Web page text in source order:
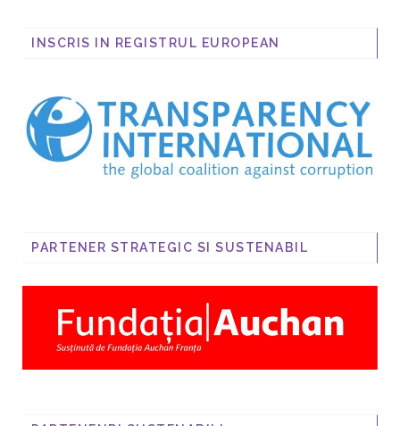
INSCRIS IN REGISTRUL EUROPEAN
PARTENER STRATEGIC SI SUSTENABIL